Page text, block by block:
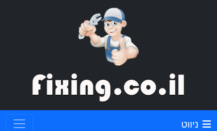
ניווט